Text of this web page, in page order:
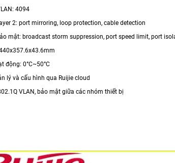
4094
2: port mirroring, loop protection, cable detection
mật: broadcast storm suppression, port speed limit, port
động: 0°C~50°C
lý và cấu hình qua Ruijie cloud
VLAN, bảo mật giữa các nhóm thiết bị